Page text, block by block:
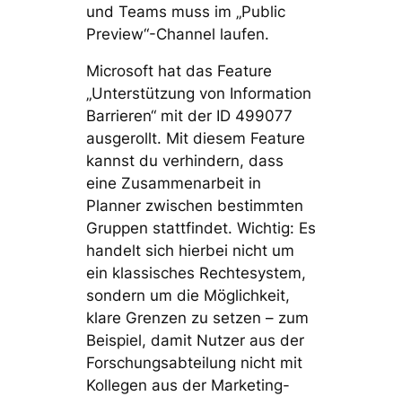
und Teams muss im „Public
Preview“-Channel laufen.
Microsoft hat das Feature
„Unterstützung von Information
Barrieren“ mit der ID 499077
ausgerollt. Mit diesem Feature
kannst du verhindern, dass
eine Zusammenarbeit in
Planner zwischen bestimmten
Gruppen stattfindet. Wichtig: Es
handelt sich hierbei nicht um
ein klassisches Rechtesystem,
sondern um die Möglichkeit,
klare Grenzen zu setzen – zum
Beispiel, damit Nutzer aus der
Forschungsabteilung nicht mit
Kollegen aus der Marketing-